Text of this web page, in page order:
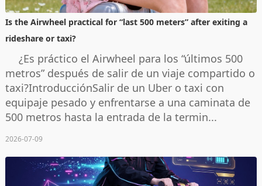
Is the Airwheel practical for “last 500 meters” after exiting a
rideshare or taxi?
¿Es práctico el Airwheel para los “últimos 500
metros” después de salir de un viaje compartido o
taxi?IntroducciónSalir de un Uber o taxi con
equipaje pesado y enfrentarse a una caminata de
500 metros hasta la entrada de la termin...
2026-07-09